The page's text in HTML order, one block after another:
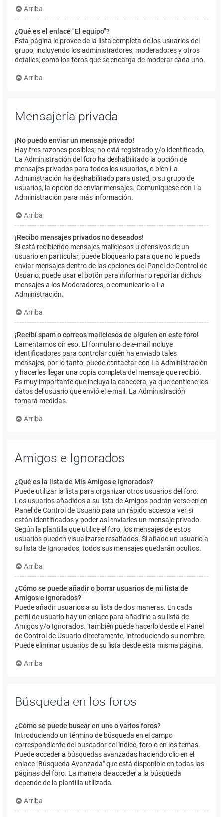
Arriba
¿Qué es el enlace "El equipo"?
Esta página le provee de la lista completa de los usuarios del
grupo, incluyendo los administradores, moderadores y otros
detalles, como los foros que se encarga de moderar cada uno.
Arriba
Mensajería privada
¡No puedo enviar un mensaje privado!
Hay tres razones posibles; no está registrado y/o identificado,
La Administración del foro ha deshabilitado la opción de
mensajes privados para todos los usuarios, o bien La
Administración ha deshabilitado para usted, o su grupo de
usuarios, la opción de enviar mensajes. Comuníquese con La
Administración para más información.
Arriba
¡Recibo mensajes privados no deseados!
Si está recibiendo mensajes maliciosos u ofensivos de un
usuario en particular, puede bloquearlo para que no le pueda
enviar mensajes dentro de las opciones del Panel de Control de
Usuario, puede usar el botón para informar o reportar dichos
mensajes a los Moderadores, o comunicarlo a La
Administración.
Arriba
¡Recibí spam o correos maliciosos de alguien en este foro!
Lamentamos oír eso. El formulario de e-mail incluye
identificadores para controlar quién ha enviado tales
mensajes, por lo tanto, puede contactar con La Administración
y hacerles llegar una copia completa del mensaje que recibió.
Es muy importante que incluya la cabecera, ya que contiene los
datos del usuario que envió el e-mail. La Administración
tomará medidas.
Arriba
Amigos e Ignorados
¿Qué es la lista de Mis Amigos e Ignorados?
Puede utilizar la lista para organizar otros usuarios del foro.
Los usuarios añadidos a su lista de Amigos podrán verse en en
Panel de Control de Usuario para un rápido acceso a ver si
están identificados y poder así enviarles un mensaje privado.
Según la plantilla que utilice el foro, los mensajes de estos
usuarios pueden visualizarse resaltados. Si añade un usuario a
su lista de Ignorados, todos sus mensajes quedarán ocultos.
Arriba
¿Cómo se puede añadir o borrar usuarios de mi lista de
Amigos e Ignorados?
Puede añadir usuarios a su lista de dos maneras. En cada
perfil de usuario hay un enlace para añadirlo a su lista de
Amigos y/o Ignorados. También puede hacerlo desde el Panel
de Control de Usuario directamente, introduciendo su nombre.
Puede eliminar usuarios de su lista desde esta misma página.
Arriba
Búsqueda en los foros
¿Cómo se puede buscar en uno o varios foros?
Introduciendo un término de búsqueda en el campo
correspondiente del buscador del índice, foro o en los temas.
Puede acceder a búsquedas avanzadas haciendo clic en el
enlace "Búsqueda Avanzada" que está disponible en todas las
páginas del foro. La manera de acceder a la búsqueda
depende de la plantilla utilizada.
Arriba